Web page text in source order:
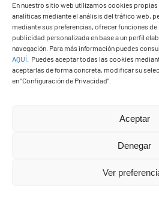
En nuestro sitio web utilizamos cookies
analíticas mediante el análisis del tráfico web,
mediante sus preferencias, ofrecer funciones
publicidad personalizada en base a un perfil
navegación. Para más información puedes
AQUÍ
Puedes aceptar todas las cookies
aceptarlas de forma concreta, modificar su
en “Configuración de Privacidad”.
Aceptar
Denegar
Ver
Ayuntamiento de Yaiza
Pza. de Los Remedios, 1
35570 – Yaiza
Tel:928 83 62 20
© Copyright2026 Ayuntamiento